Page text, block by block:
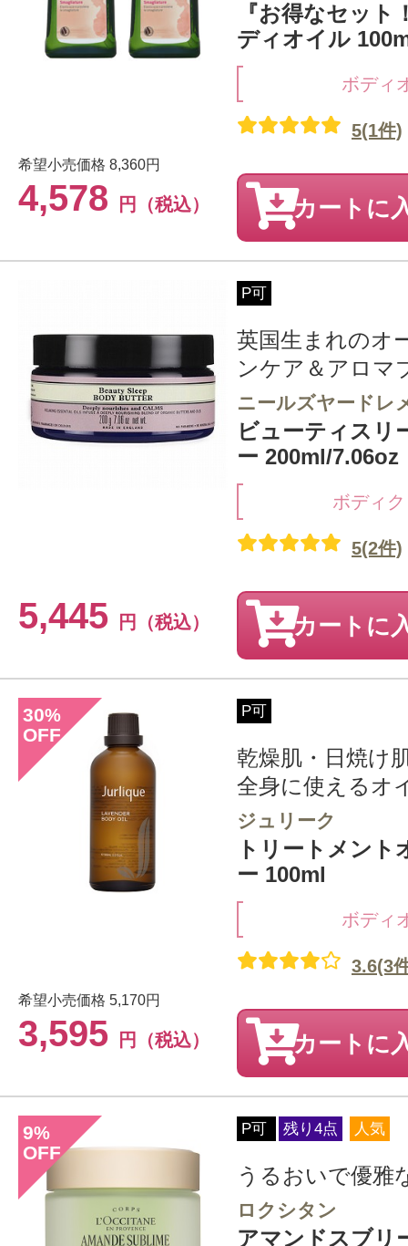
『お得なセッ
ディオイル
ボディ
希望小売価格 8,360円
4,578 円（税込）
5(1件)
カートに
P可
英国生まれのオ
ンケア＆アロマ
ニールズヤードレ
ビューティスリ
ー 200ml/7.06oz
ボディ
5,445 円（税込）
5(2件)
カートに
30%
OFF
P可
乾燥肌・日焼け
全身に使えるオ
ジュリーク
トリートメン
ー 100ml
ボディ
希望小売価格 5,170円
3,595 円（税込）
3.6(3
カートに
9%
OFF
P可 残り4点 人気
うるおいで優雅
ロクシタン
アマンドスブリ